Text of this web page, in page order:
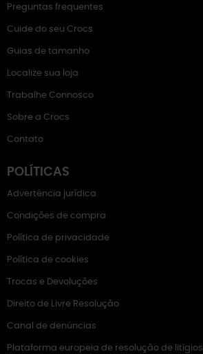
Preguntas frequentes
Cuide do seu Crocs
Guias de tamanho
Localize sua loja
Trabalhe Connosco
Sobre a Crocs
Contato
POLÍTICAS
Advertência jurídica
Condições de compra
Política de privacidade
Política de cookies
Trocas e Devoluções
Direito de Livre Resolução
Canal de denúncias
Plataforma europeia de resolução de litígios